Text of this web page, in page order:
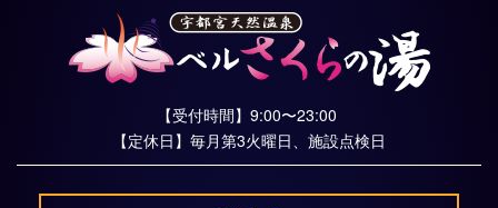
【受付時間】9:00〜23:00
【定休日】毎月第3火曜日、施設点検日